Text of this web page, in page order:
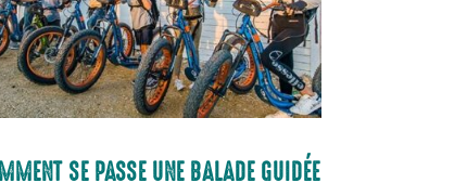
SE PASSE UNE BALADE GUIDÉE